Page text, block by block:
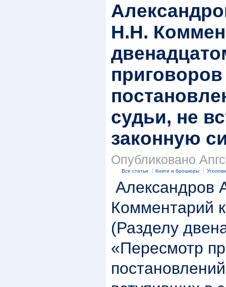
Н.Н.
судьи, не
законную
Опубликовано
Все статьи Книги и брошюры
Александров
Комментарий
(Разделу
«Пересмотр